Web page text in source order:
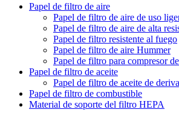
Papel de filtro de aire
Papel de filtro de aire de uso
Papel de filtro de aire de alta
Papel de filtro resistente al fuego
Papel de filtro de aire Hummer
Papel de filtro para compresor
Papel de filtro de aceite
Papel de filtro de aceite de
Papel de filtro de combustible
Material de soporte del filtro HEPA